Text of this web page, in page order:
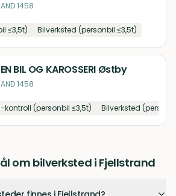
1458
≤3,5t) Bilverksted (personbil ≤3,5t)
BIL OG KAROSSERI Østby
1458
kontroll (personbil ≤3,5t) Bilverksted
om bilverksted i Fjellstrand